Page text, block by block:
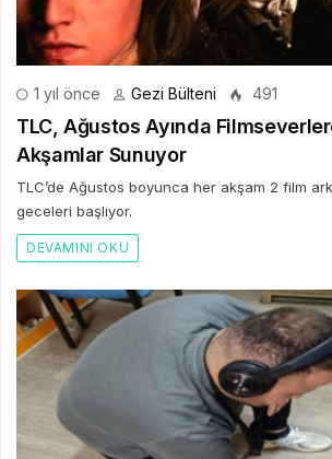
1 yıl önce Gezi Bülteni 491
TLC, Ağustos Ayında
Akşamlar Sunuyor
TLC’de Ağustos boyunca her akşam 2 film
geceleri başlıyor.
DEVAMINI OKU